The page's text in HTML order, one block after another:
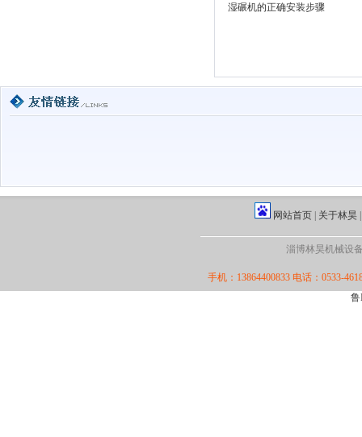
湿碾机的正确安装步骤
网站首页| 关于林昊
淄博林昊机械设
手机：13864400833 电话：0533-
鲁